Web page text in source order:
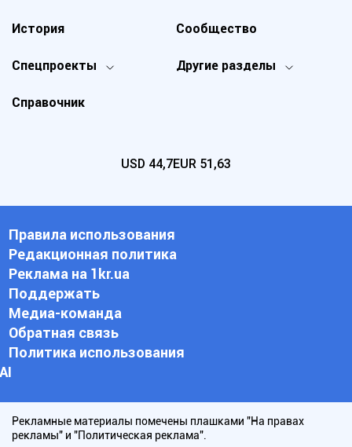
Спецпроекты Другие разделы
История
Справочник
Сообщество
USD 44,7EUR 51,63
Правила использования
Редакционная политика
Реклама на 1kr.ua
Поддержать
Медиа-команда
Обратная связь
Политика использования
АI
Рекламные материалы помечены плашками "На правах
рекламы" и "Политическая реклама".